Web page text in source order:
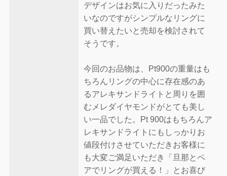
デザインはお気に入りだったみた
いなのですがシンプルなリングに
買い替えたいと売却を検討されて
そうです。
今回のお品物は、Pt900の重量はも
ちろんリングの中心に存在感のあ
るアレキサンドライトと周りを囲
むメレダイヤモンドがとても美し
い一品でした。Pt 900はもちろんア
レキサンドライトにもしっかりお
値段付けさせていただきお客様に
も大変ご満足いただき「旦那とペ
アでリングが買える！」とお喜び